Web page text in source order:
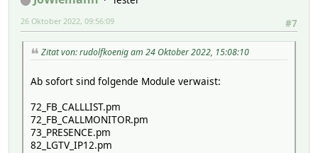
#7
26 Oktober 2022, 09:56:09
Zitat von: rudolfkoenig am 24 Oktober 2022, 15:08:10
Ab sofort sind folgende Module verwaist:
72_FB_CALLLIST.pm
72_FB_CALLMONITOR.pm
73_PRESENCE.pm
82_LGTV_IP12.pm